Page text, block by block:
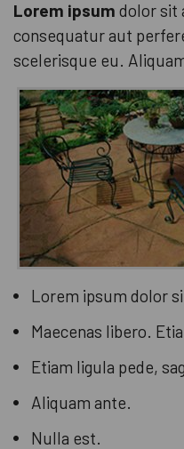
Lorem ipsum dolor sit
consequatur aut
scelerisque eu.
Lorem ipsum dolor
Maecenas libero.
Etiam ligula pede,
Aliquam ante.
Nulla est.